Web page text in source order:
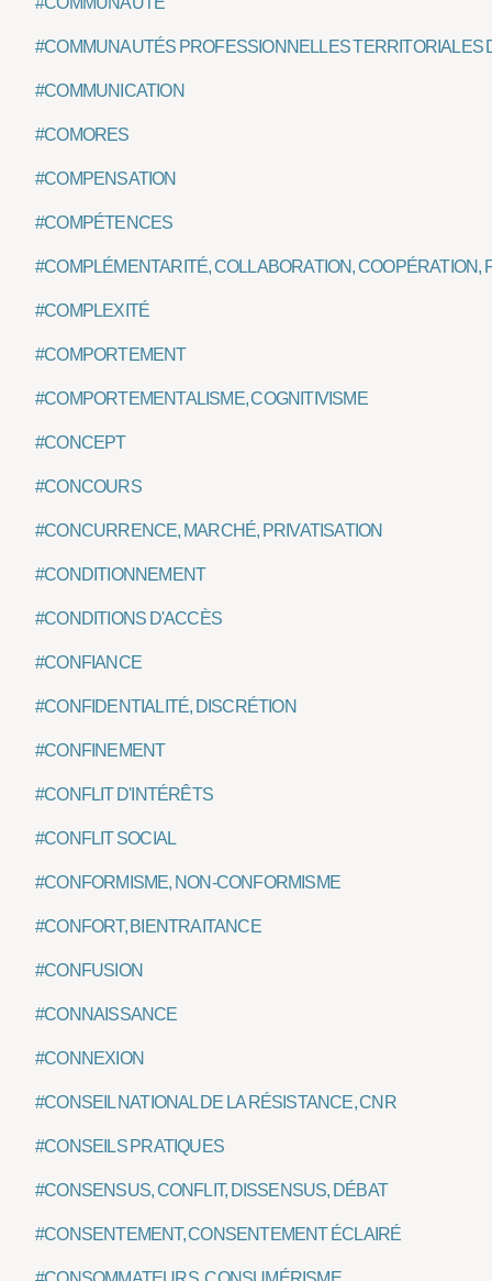
#COMMUNAUTÉS PROFESSIONNELLES TERRITORIALES
#COMMUNICATION
#COMORES
#COMPENSATION
#COMPÉTENCES
#COMPLÉMENTARITÉ, COLLABORATION, COOPÉRATION,
#COMPLEXITÉ
#COMPORTEMENT
#COMPORTEMENTALISME, COGNITIVISME
#CONCEPT
#CONCOURS
#CONCURRENCE, MARCHÉ, PRIVATISATION
#CONDITIONNEMENT
#CONDITIONS D'ACCÈS
#CONFIANCE
#CONFIDENTIALITÉ, DISCRÉTION
#CONFINEMENT
#CONFLIT D'INTÉRÊTS
#CONFLIT SOCIAL
#CONFORMISME, NON-CONFORMISME
#CONFORT, BIENTRAITANCE
#CONFUSION
#CONNAISSANCE
#CONNEXION
#CONSEIL NATIONAL DE LA RÉSISTANCE, CNR
#CONSEILS PRATIQUES
#CONSENSUS, CONFLIT, DISSENSUS, DÉBAT
#CONSENTEMENT, CONSENTEMENT ÉCLAIRÉ